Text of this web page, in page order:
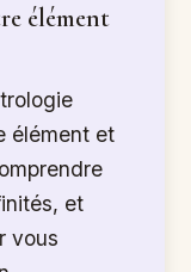
élément
élément et
et
vous